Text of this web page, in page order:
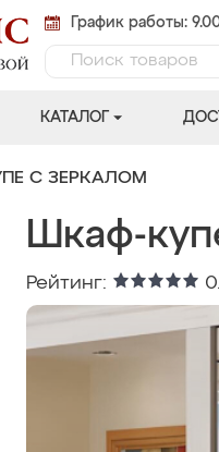
График работы:
КАТАЛОГ
С ЗЕРКАЛОМ
Шкаф-
Рейтинг: